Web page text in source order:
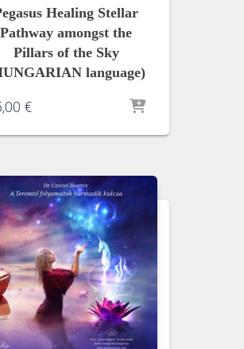
Healing Stellar
Pathway amongst the
Pillars of the Sky
language)
€